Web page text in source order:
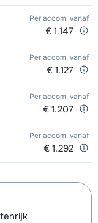
Per accom. vanaf
€ 1.147
Per accom. vanaf
€ 1.127
Per accom. vanaf
€ 1.207
Per accom. vanaf
€ 1.292